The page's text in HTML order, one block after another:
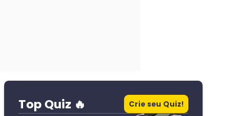
Top Quiz 🔥 Crie seu Quiz!